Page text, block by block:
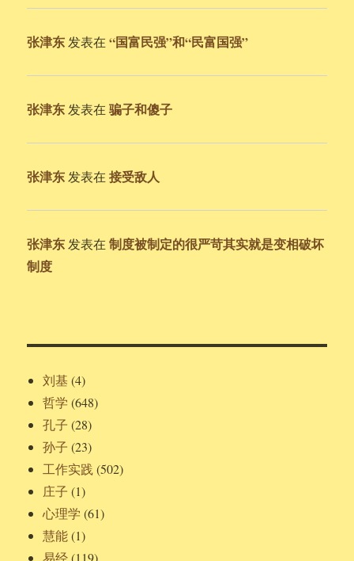
张津东 发表在“国富民强”和“民富国强”
张津东 发表在骗子和傻子
张津东 发表在接受敌人
张津东 发表在制度被制定的很严苛其实就是变相破坏
制度
刘基 (4)
哲学 (648)
孔子 (28)
孙子 (23)
工作实践 (502)
庄子 (1)
心理学 (61)
慧能(1)
易经(119)